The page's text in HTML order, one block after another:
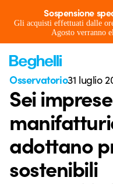
Sospensione
Gli acquisti effettuati dalle
Agosto verranno
Osservatorio31 luglio
Sei imprese
adottano
sostenibili